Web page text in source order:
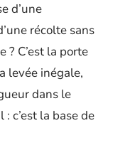
d’une
récolte sans
? C’est la porte
levée inégale,
dans le
c’est la base de